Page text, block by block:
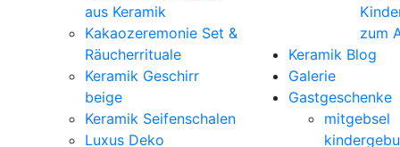
aus Keramik
Kakaozeremonie Set &
Räucherrituale
Keramik Geschirr
beige
Keramik Seifenschalen
Luxus Deko
zum
Keramik Blog
Galerie
Gastgeschenke
mitgebsel